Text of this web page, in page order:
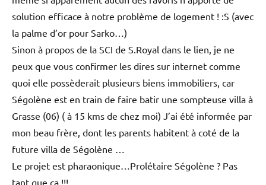
solution efficace à notre problème de logement ! :S (avec
la palme d’or pour Sarko…)
Sinon à propos de la SCI de S.Royal dans le lien, je ne
peux que vous confirmer les dires sur internet comme
quoi elle possèderait plusieurs biens immobiliers, car
Ségolène est en train de faire batir une sompteuse villa à
Grasse (06) ( à 15 kms de chez moi) J’ai été informée par
mon beau frère, dont les parents habitent à coté de la
future villa de Ségolène …
Le projet est pharaonique…Prolétaire Ségolène ? Pas
tant que ca !!!